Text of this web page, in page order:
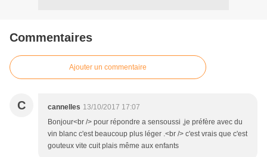
Commentaires
Ajouter un commentaire
C cannelles 13/10/2017 17:07
Bonjour<br /> pour répondre a sensoussi ,je préfère avec du
vin blanc c'est beaucoup plus léger .<br /> c'est vrais que c'est
gouteux vite cuit plais même aux enfants